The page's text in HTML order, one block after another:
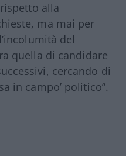
alla
ma mai per
del
quella di candidare
cercando di
in campo’ politico”.